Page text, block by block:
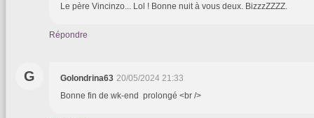
Le père Vincinzo... Lol ! Bonne nuit à vous deux. BizzzZZZZ.
Répondre
G Golondrina63 20/05/2024 21:33
Bonne fin de wk-end prolongé <br />